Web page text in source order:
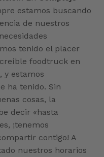
estamos buscando
de nuestros
tenido el placer
foodtruck en
y estamos
ha tenido. Sin
cosas, la
decir «hasta
¡tenemos
contigo! A
nuestros horarios